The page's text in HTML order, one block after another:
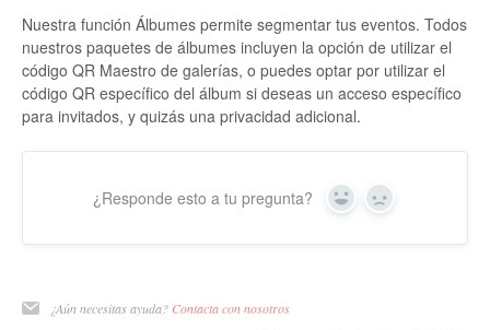
Nuestra función Álbumes permite segmentar tus eventos. Todos
nuestros paquetes de álbumes incluyen la opción de utilizar el
código QR Maestro de galerías, o puedes optar por utilizar el
código QR específico del álbum si deseas un acceso específico
para invitados, y quizás una privacidad adicional.
¿Responde esto a tu pregunta? Sí No
¿Aún necesitas ayuda? Contacta con nosotros